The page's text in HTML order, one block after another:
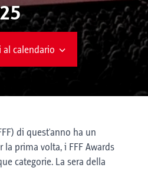
al calendario
di quest'anno ha un
la prima volta, i FFF Awards
categorie. La sera della